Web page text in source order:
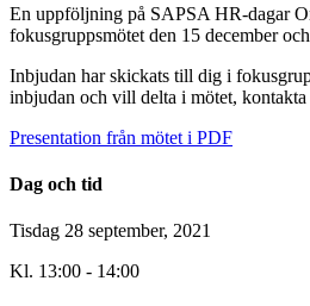
En uppföljning på SAPSA HR-dagar
fokusgruppsmötet den 15 december
Inbjudan har skickats till dig i
inbjudan och vill delta i mötet, kontakta
Presentation från mötet i PDF
Dag och tid
Tisdag 28 september, 2021
Kl. 13:00 - 14:00